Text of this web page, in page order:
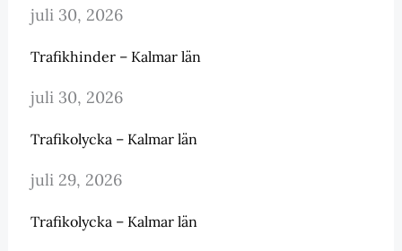
juli 30, 2026
Trafikhinder – Kalmar län
juli 30, 2026
Trafikolycka – Kalmar län
juli 29, 2026
Trafikolycka – Kalmar län